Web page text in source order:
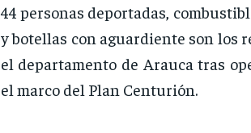
44 personas deportadas,
y botellas con aguardiente son los
el departamento de Arauca tras
el marco del Plan Centurión.